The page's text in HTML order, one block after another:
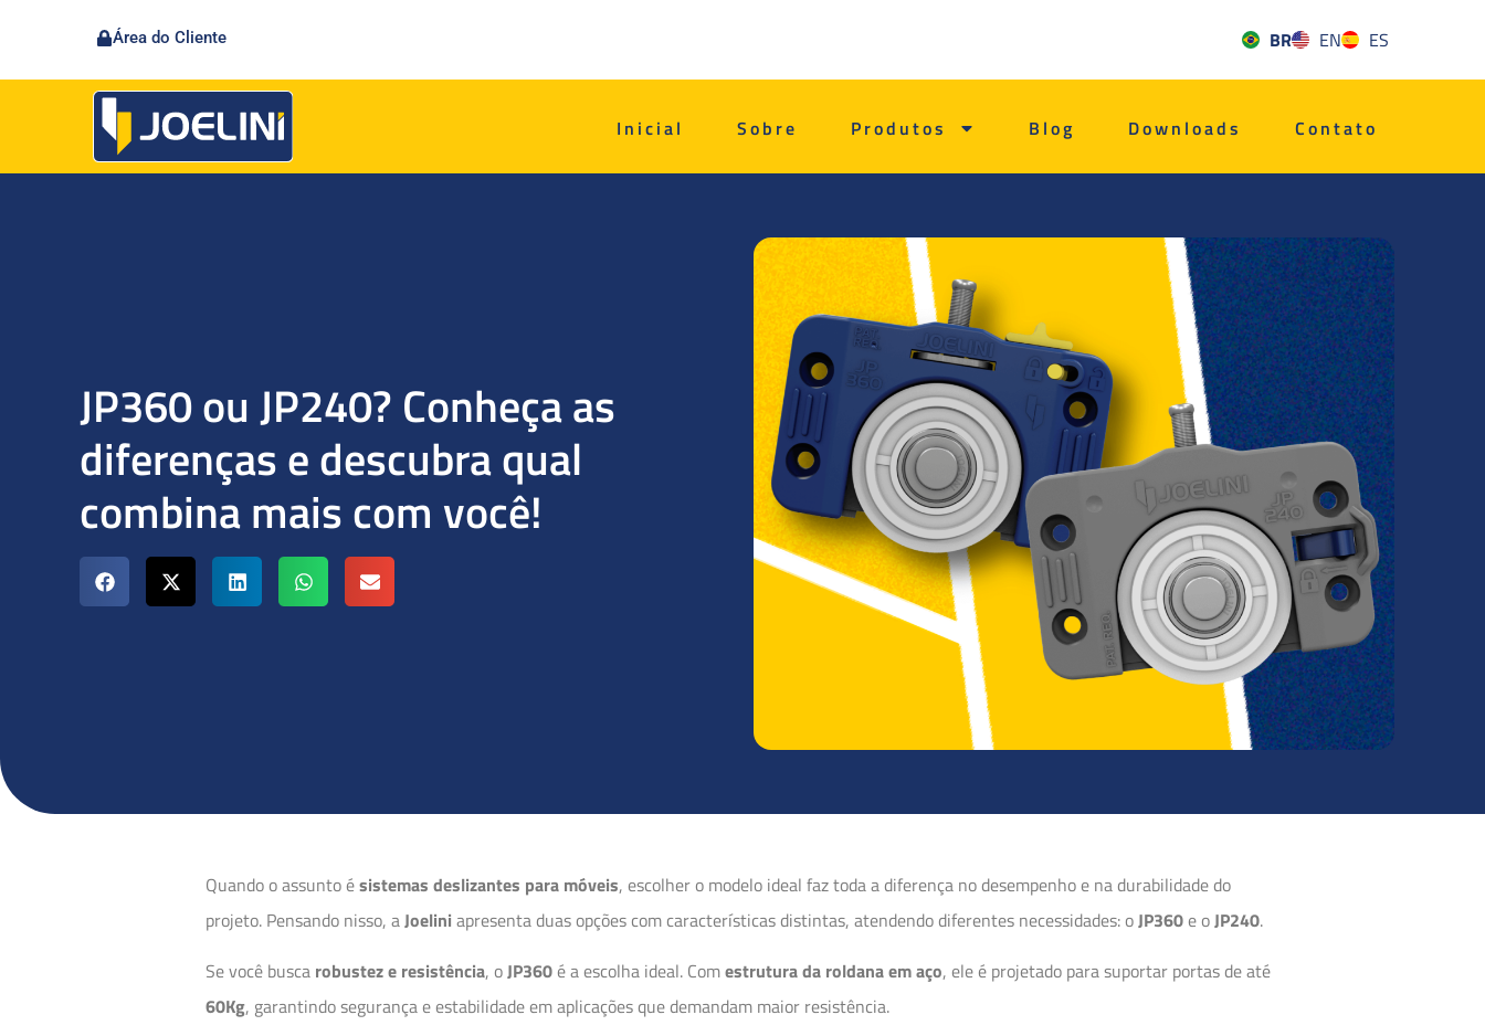
Área do Cliente BR EN ES
Inicial Sobre Produtos Blog Downloads Contato
JP360 ou JP240? Conheça as
diferenças e descubra qual
combina mais com você!
Quando o assunto ésistemas deslizantes para móveis, escolher o modelo ideal faz toda a diferença no desempenho e na durabilidade do
projeto. Pensando nisso, aJoelini apresenta duas opções com características distintas, atendendo diferentes necessidades: oJP360e oJP240.
Se você busca robustez e resistência, oJP360é a escolha ideal. Comestrutura da roldana em aço, ele é projetado para suportar portas de até
60Kg, garantindo segurança e estabilidade em aplicações que demandam maior resistência.